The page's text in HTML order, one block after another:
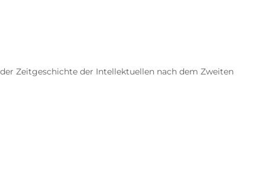
Zeitgeschichte der Intellektuellen nach dem Zweiten